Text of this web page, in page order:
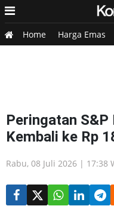
Home Harga Emas
Peringatan
Kembali ke Rp
Rabu, 08 Juli 2026 | 17:38